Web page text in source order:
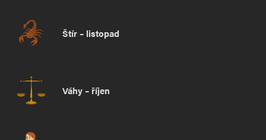
Štír – listopad
Váhy – říjen